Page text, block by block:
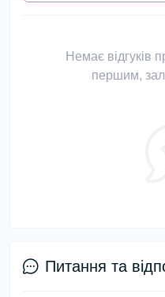
Немає відгуків
першим,
Питання та